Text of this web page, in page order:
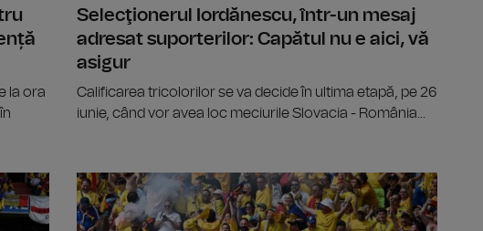
la ora
Selecţionerul Iordănescu, într-un mesaj
adresat suporterilor: Capătul nu e aici, vă
asigur
Calificarea tricolorilor se va decide în ultima etapă, pe 26
iunie, când vor avea loc meciurile Slovacia - România...
EURO 2024: Reveniți la Würzburg, tricolorii încep pregătirile pentru
EURO